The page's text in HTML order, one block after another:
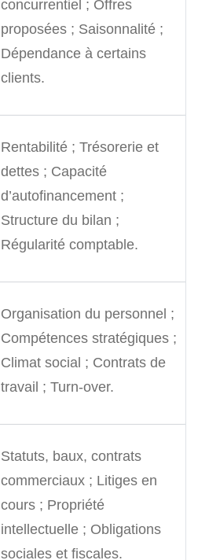
concurrentiel ; Offres
proposées ; Saisonnalité ;
Dépendance à certains
clients.
Rentabilité ; Trésorerie et
dettes ; Capacité
d’autofinancement ;
Structure du bilan ;
Régularité comptable.
Organisation du personnel ;
Compétences stratégiques ;
Climat social ; Contrats de
travail ; Turn-over.
Statuts, baux, contrats
commerciaux ; Litiges en
cours ; Propriété
intellectuelle ; Obligations
sociales et fiscales.